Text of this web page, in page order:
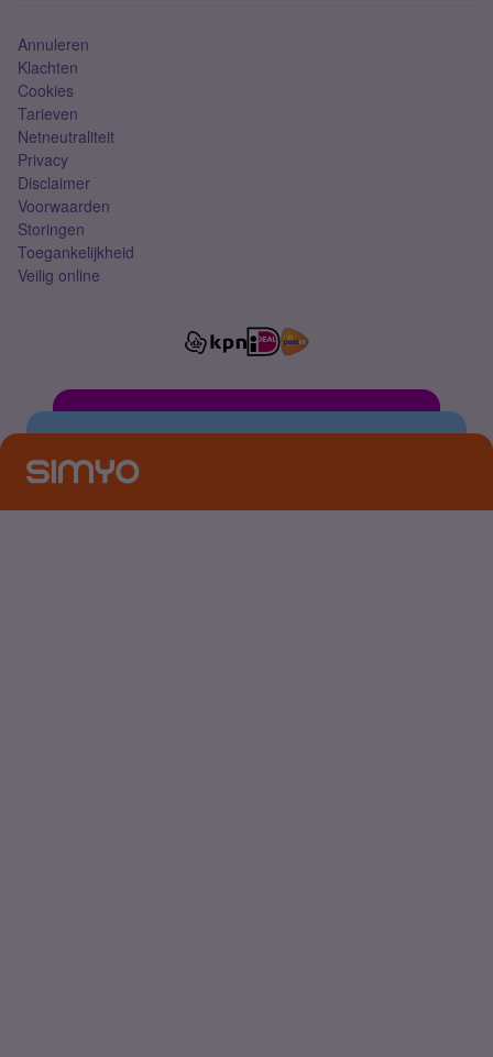
Annuleren
Klachten
Cookies
Tarieven
Netneutraliteit
Privacy
Disclaimer
Voorwaarden
Storingen
Toegankelijkheid
Veilig online